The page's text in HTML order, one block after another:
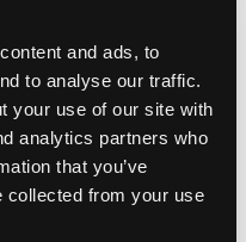
and ads, to
to analyse our traffic.
your use of our site with
analytics partners who
that you’ve
collected from your use
espolvoree con sal
de alimentos
y el cilantro
funcionando,